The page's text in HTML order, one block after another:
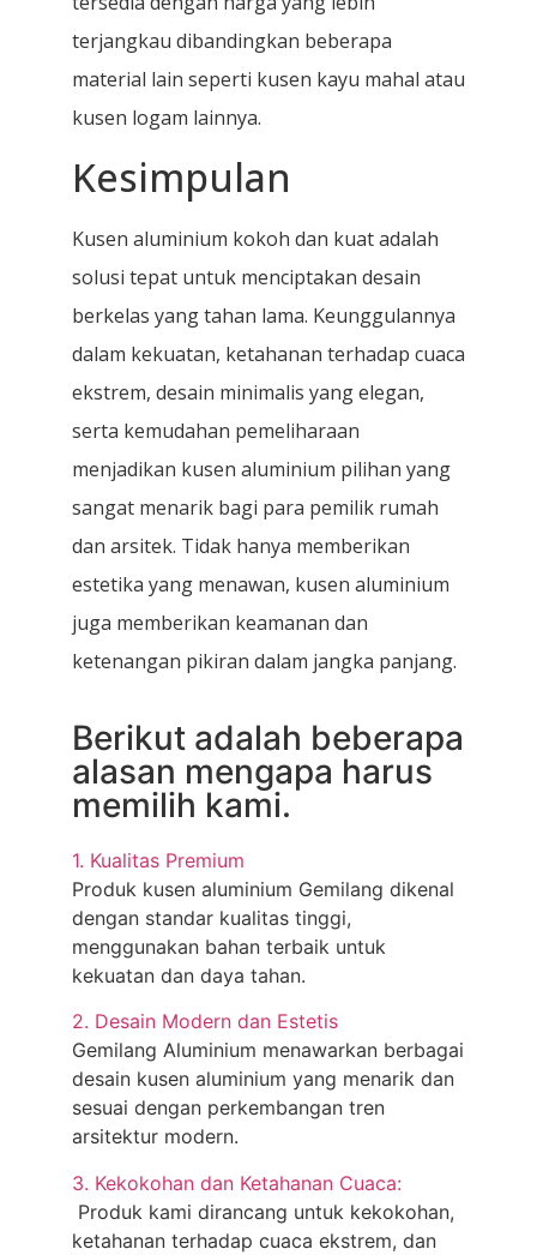
terjangkau dibandingkan beberapa
material lain seperti kusen kayu mahal atau
kusen logam lainnya.
Kesimpulan
Kusen aluminium kokoh dan kuat adalah
solusi tepat untuk menciptakan desain
berkelas yang tahan lama. Keunggulannya
dalam kekuatan, ketahanan terhadap cuaca
ekstrem, desain minimalis yang elegan,
serta kemudahan pemeliharaan
menjadikan kusen aluminium pilihan yang
sangat menarik bagi para pemilik rumah
dan arsitek. Tidak hanya memberikan
estetika yang menawan, kusen aluminium
juga memberikan keamanan dan
ketenangan pikiran dalam jangka panjang.
Berikut adalah beberapa
alasan mengapa harus
memilih kami.
1. Kualitas Premium
Produk kusen aluminium Gemilang dikenal
dengan standar kualitas tinggi,
menggunakan bahan terbaik untuk
kekuatan dan daya tahan.
2. Desain Modern dan Estetis
Gemilang Aluminium menawarkan berbagai
desain kusen aluminium yang menarik dan
sesuai dengan perkembangan tren
arsitektur modern.
3. Kekokohan dan Ketahanan Cuaca:
Produk kami dirancang untuk kekokohan,
ketahanan terhadap cuaca ekstrem, dan